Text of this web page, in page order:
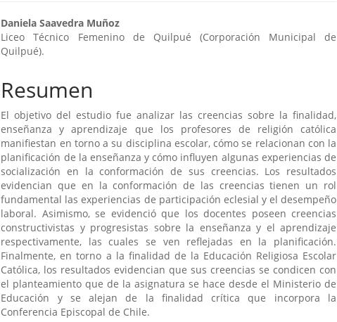
Contenido
principal
artículo
Daniela Saavedra Muñoz
Liceo Técnico Femenino de Quilpué (Corporación Municipal de
Quilpué).
Resumen
El objetivo del estudio fue analizar las creencias sobre la finalidad,
enseñanza y aprendizaje que los profesores de religión católica
manifiestan en torno a su disciplina escolar, cómo se relacionan con la
planificación de la enseñanza y cómo influyen algunas experiencias de
socialización en la conformación de sus creencias. Los resultados
evidencian que en la conformación de las creencias tienen un rol
fundamental las experiencias de participación eclesial y el desempeño
laboral. Asimismo, se evidenció que los docentes poseen creencias
constructivistas y progresistas sobre la enseñanza y el aprendizaje
respectivamente, las cuales se ven reflejadas en la planificación.
Finalmente, en torno a la finalidad de la Educación Religiosa Escolar
Católica, los resultados evidencian que sus creencias se condicen con
el planteamiento que de la asignatura se hace desde el Ministerio de
Educación y se alejan de la finalidad crítica que incorpora la
Conferencia Episcopal de Chile.